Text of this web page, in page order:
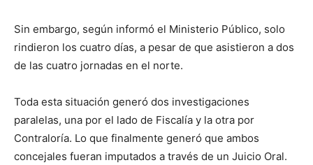
Sin embargo, según informó el Ministerio Público, solo
rindieron los cuatro días, a pesar de que asistieron a dos
de las cuatro jornadas en el norte.
Toda esta situación generó dos investigaciones
paralelas, una por el lado de Fiscalía y la otra por
Contraloría. Lo que finalmente generó que ambos
concejales fueran imputados a través de un Juicio Oral.